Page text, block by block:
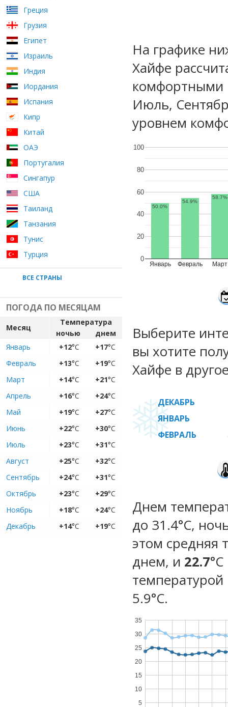
Греция
Грузия
Египет
Израиль
Индия
Иордания
Испания
Кипр
Китай
ОАЭ
Португалия
Сингапур
США
Таиланд
Танзания
Тунис
Турция
ВСЕ СТРАНЫ
ПОГОДА ПО МЕСЯЦАМ
Месяц
Температура
ночью
днем
Январь
+12°C +17°C
Февраль
+13°C +19°C
Март
+14°C +21°C
Апрель
+16°C +24°C
Май
+19°C +27°C
Июнь
+22°C +30°C
Июль
+23°C +31°C
Август
+25°C +32°C
Сентябрь
+24°C +31°C
Октябрь
+23°C +29°C
Ноябрь
+18°C +24°C
Декабрь
+14°C +19°C
На графике
Хайфе
комфортными
Июль,
уровнем
Январь Февраль Март
0
20
40
60
80
100
50.0%
54.9%
58.7%
Выберите
вы хотите
Хайфе в
ДЕКАБРЬ
ЯНВАРЬ
ФЕВРАЛЬ
Днем
до 31.4°C,
этом средняя
днем, и 22.7
температурой
5.9°С.
5
10
15
20
25
30
35